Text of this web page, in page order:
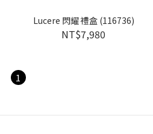
Lucere 閃耀 禮盒 (116736)
NT$7,980
1